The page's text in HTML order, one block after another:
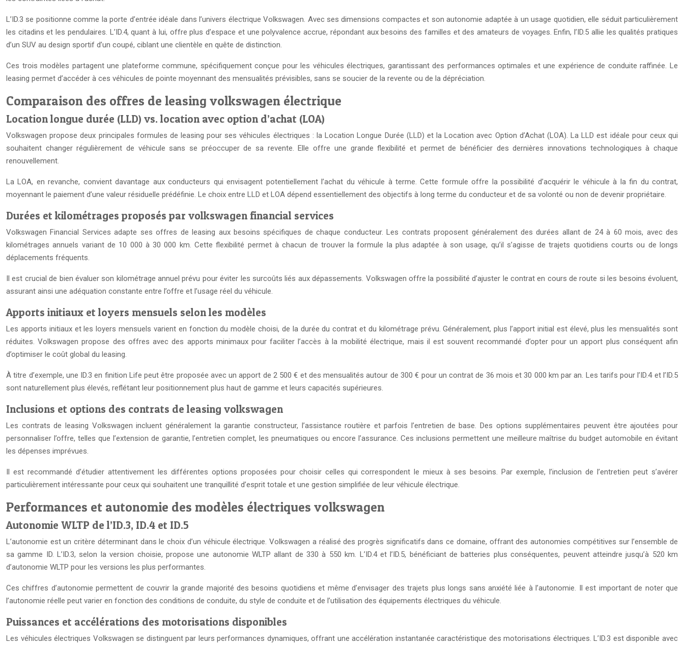
L’ID.3 se positionne comme la porte d’entrée idéale dans l’univers électrique Volkswagen. Avec ses dimensions compactes et son autonomie adaptée à un usage quotidien, elle séduit particulièrement
les citadins et les pendulaires. L’ID.4, quant à lui, offre plus d’espace et une polyvalence accrue, répondant aux besoins des familles et des amateurs de voyages. Enfin, l’ID.5 allie les qualités pratiques
d’un SUV au design sportif d’un coupé, ciblant une clientèle en quête de distinction.
Ces trois modèles partagent une plateforme commune, spécifiquement conçue pour les véhicules électriques, garantissant des performances optimales et une expérience de conduite raffinée. Le
leasing permet d’accéder à ces véhicules de pointe moyennant des mensualités prévisibles, sans se soucier de la revente ou de la dépréciation.
Comparaison des offres de leasing volkswagen électrique
Location longue durée (LLD) vs. location avec option d’achat (LOA)
Volkswagen propose deux principales formules de leasing pour ses véhicules électriques : la Location Longue Durée (LLD) et la Location avec Option d’Achat (LOA). La LLD est idéale pour ceux qui
souhaitent changer régulièrement de véhicule sans se préoccuper de sa revente. Elle offre une grande flexibilité et permet de bénéficier des dernières innovations technologiques à chaque
renouvellement.
La LOA, en revanche, convient davantage aux conducteurs qui envisagent potentiellement l’achat du véhicule à terme. Cette formule offre la possibilité d’acquérir le véhicule à la fin du contrat,
moyennant le paiement d’une valeur résiduelle prédéfinie. Le choix entre LLD et LOA dépend essentiellement des objectifs à long terme du conducteur et de sa volonté ou non de devenir propriétaire.
Durées et kilométrages proposés par volkswagen financial services
Volkswagen Financial Services adapte ses offres de leasing aux besoins spécifiques de chaque conducteur. Les contrats proposent généralement des durées allant de 24 à 60 mois, avec des
kilométrages annuels variant de 10 000 à 30 000 km. Cette flexibilité permet à chacun de trouver la formule la plus adaptée à son usage, qu’il s’agisse de trajets quotidiens courts ou de longs
déplacements fréquents.
Il est crucial de bien évaluer son kilométrage annuel prévu pour éviter les surcoûts liés aux dépassements. Volkswagen offre la possibilité d’ajuster le contrat en cours de route si les besoins évoluent,
assurant ainsi une adéquation constante entre l’offre et l’usage réel du véhicule.
Apports initiaux et loyers mensuels selon les modèles
Les apports initiaux et les loyers mensuels varient en fonction du modèle choisi, de la durée du contrat et du kilométrage prévu. Généralement, plus l’apport initial est élevé, plus les mensualités sont
réduites. Volkswagen propose des offres avec des apports minimaux pour faciliter l’accès à la mobilité électrique, mais il est souvent recommandé d’opter pour un apport plus conséquent afin
d’optimiser le coût global du leasing.
À titre d’exemple, une ID.3 en finition Life peut être proposée avec un apport de 2 500 € et des mensualités autour de 300 € pour un contrat de 36 mois et 30 000 km par an. Les tarifs pour l’ID.4 et l’ID.5
sont naturellement plus élevés, reflétant leur positionnement plus haut de gamme et leurs capacités supérieures.
Inclusions et options des contrats de leasing volkswagen
Les contrats de leasing Volkswagen incluent généralement la garantie constructeur, l’assistance routière et parfois l’entretien de base. Des options supplémentaires peuvent être ajoutées pour
personnaliser l’offre, telles que l’extension de garantie, l’entretien complet, les pneumatiques ou encore l’assurance. Ces inclusions permettent une meilleure maîtrise du budget automobile en évitant
les dépenses imprévues.
Il est recommandé d’étudier attentivement les différentes options proposées pour choisir celles qui correspondent le mieux à ses besoins. Par exemple, l’inclusion de l’entretien peut s’avérer
particulièrement intéressante pour ceux qui souhaitent une tranquillité d’esprit totale et une gestion simplifiée de leur véhicule électrique.
Performances et autonomie des modèles électriques volkswagen
Autonomie WLTP de l’ID.3, ID.4 et ID.5
L’autonomie est un critère déterminant dans le choix d’un véhicule électrique. Volkswagen a réalisé des progrès significatifs dans ce domaine, offrant des autonomies compétitives sur l’ensemble de
sa gamme ID. L’ID.3, selon la version choisie, propose une autonomie WLTP allant de 330 à 550 km. L’ID.4 et l’ID.5, bénéficiant de batteries plus conséquentes, peuvent atteindre jusqu’à 520 km
d’autonomie WLTP pour les versions les plus performantes.
Ces chiffres d’autonomie permettent de couvrir la grande majorité des besoins quotidiens et même d’envisager des trajets plus longs sans anxiété liée à l’autonomie. Il est important de noter que
l’autonomie réelle peut varier en fonction des conditions de conduite, du style de conduite et de l’utilisation des équipements électriques du véhicule.
Puissances et accélérations des motorisations disponibles
Les véhicules électriques Volkswagen se distinguent par leurs performances dynamiques, offrant une accélération instantanée caractéristique des motorisations électriques. L’ID.3 est disponible avec